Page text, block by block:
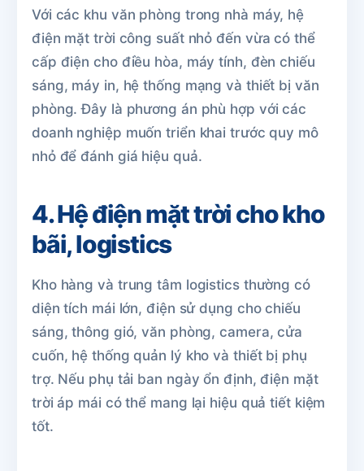
Với các khu văn phòng trong nhà máy, hệ
điện mặt trời công suất nhỏ đến vừa có thể
cấp điện cho điều hòa, máy tính, đèn chiếu
sáng, máy in, hệ thống mạng và thiết bị văn
phòng. Đây là phương án phù hợp với các
doanh nghiệp muốn triển khai trước quy mô
nhỏ để đánh giá hiệu quả.
4. Hệ điện mặt trời cho kho
bãi, logistics
Kho hàng và trung tâm logistics thường có
diện tích mái lớn, điện sử dụng cho chiếu
sáng, thông gió, văn phòng, camera, cửa
cuốn, hệ thống quản lý kho và thiết bị phụ
trợ. Nếu phụ tải ban ngày ổn định, điện mặt
trời áp mái có thể mang lại hiệu quả tiết kiệm
tốt.